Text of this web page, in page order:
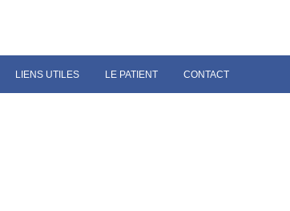
LIENS UTILES LE PATIENT CONTACT